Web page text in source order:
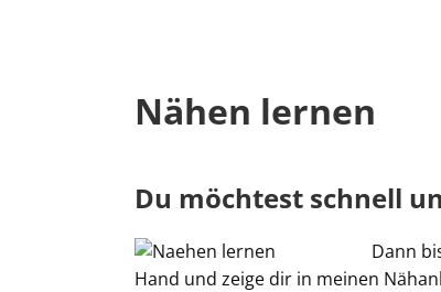
Nähen lernen
Du möchtest schnell
Dann
Hand und zeige dir in meinen